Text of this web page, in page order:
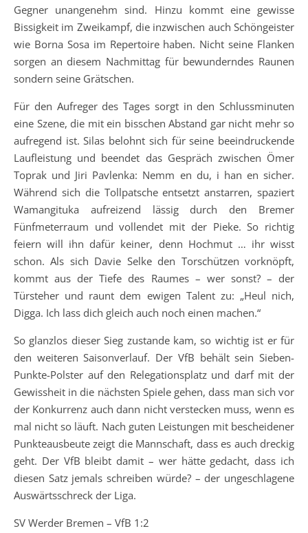
Gegner unangenehm sind. Hinzu kommt eine gewisse
Bissigkeit im Zweikampf, die inzwischen auch Schöngeister
wie Borna Sosa im Repertoire haben. Nicht seine Flanken
sorgen an diesem Nachmittag für bewunderndes Raunen
sondern seine Grätschen.
Für den Aufreger des Tages sorgt in den Schlussminuten
eine Szene, die mit ein bisschen Abstand gar nicht mehr so
aufregend ist. Silas belohnt sich für seine beeindruckende
Laufleistung und beendet das Gespräch zwischen Ömer
Toprak und Jiri Pavlenka: Nemm en du, i han en sicher.
Während sich die Tollpatsche entsetzt anstarren, spaziert
Wamangituka aufreizend lässig durch den Bremer
Fünfmeterraum und vollendet mit der Pieke. So richtig
feiern will ihn dafür keiner, denn Hochmut … ihr wisst
schon. Als sich Davie Selke den Torschützen vorknöpft,
kommt aus der Tiefe des Raumes – wer sonst? – der
Türsteher und raunt dem ewigen Talent zu: „Heul nich,
Digga. Ich lass dich gleich auch noch einen machen.“
So glanzlos dieser Sieg zustande kam, so wichtig ist er für
den weiteren Saisonverlauf. Der VfB behält sein Sieben-
Punkte-Polster auf den Relegationsplatz und darf mit der
Gewissheit in die nächsten Spiele gehen, dass man sich vor
der Konkurrenz auch dann nicht verstecken muss, wenn es
mal nicht so läuft. Nach guten Leistungen mit bescheidener
Punkteausbeute zeigt die Mannschaft, dass es auch dreckig
geht. Der VfB bleibt damit – wer hätte gedacht, dass ich
diesen Satz jemals schreiben würde? – der ungeschlagene
Auswärtsschreck der Liga.
SV Werder Bremen – VfB 1:2